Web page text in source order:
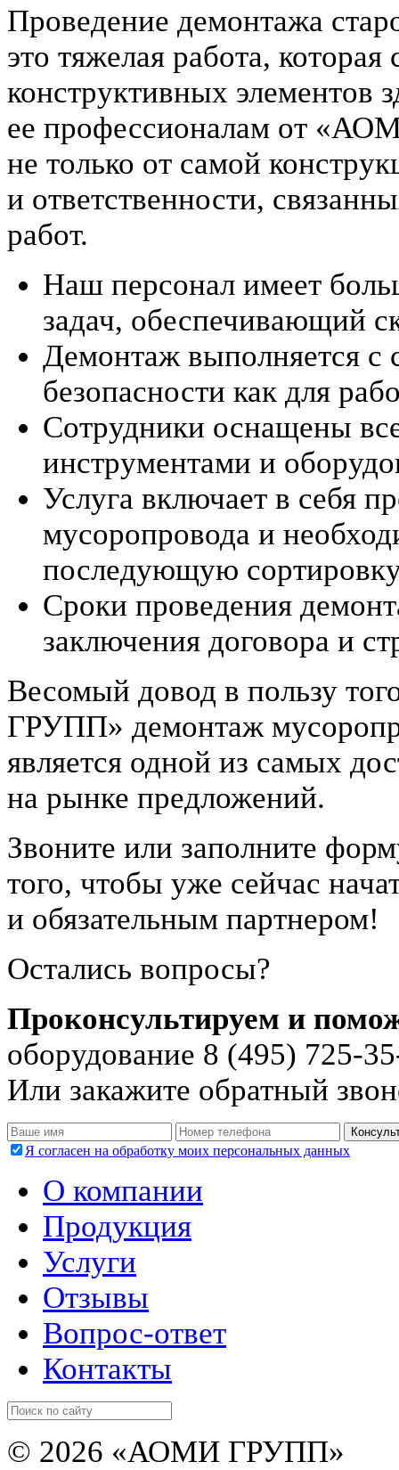
Проведение демонтажа
это тяжелая работа,
конструктивных элементов
ее профессионалам от
не только от самой
и ответственности,
работ.
Наш персонал имеет
задач, обеспечивающий
Демонтаж выполняется с
безопасности как для
Сотрудники оснащены
инструментами и
Услуга включает в себя
мусоропровода и
последующую
Сроки проведения
заключения договора и
Весомый довод в пользу
ГРУПП» демонтаж
является одной из самых
на рынке предложений.
Звоните или заполните
того, чтобы уже сейчас
и обязательным партнером!
Остались вопросы?
Проконсультируем и
оборудование 8 (495) 725-
Или закажите обратный
Я согласен на обработку моих персональных данных
О компании
Продукция
Услуги
Отзывы
Вопрос-ответ
Контакты
© 2026 «АОМИ ГРУПП»